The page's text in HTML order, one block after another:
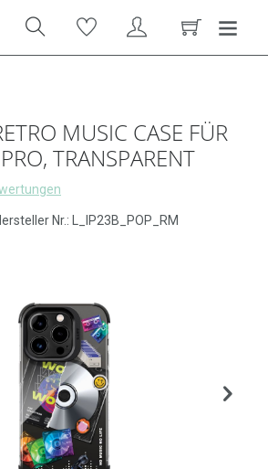
MUSIC CASE FÜR
TRANSPARENT
Nr.: L_IP23B_POP_RM